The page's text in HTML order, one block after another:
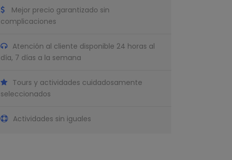
Mejor precio garantizado sin
complicaciones
Atención al cliente disponible 24 horas al
día, 7 días a la semana
Tours y actividades cuidadosamente
seleccionados
Actividades sin iguales